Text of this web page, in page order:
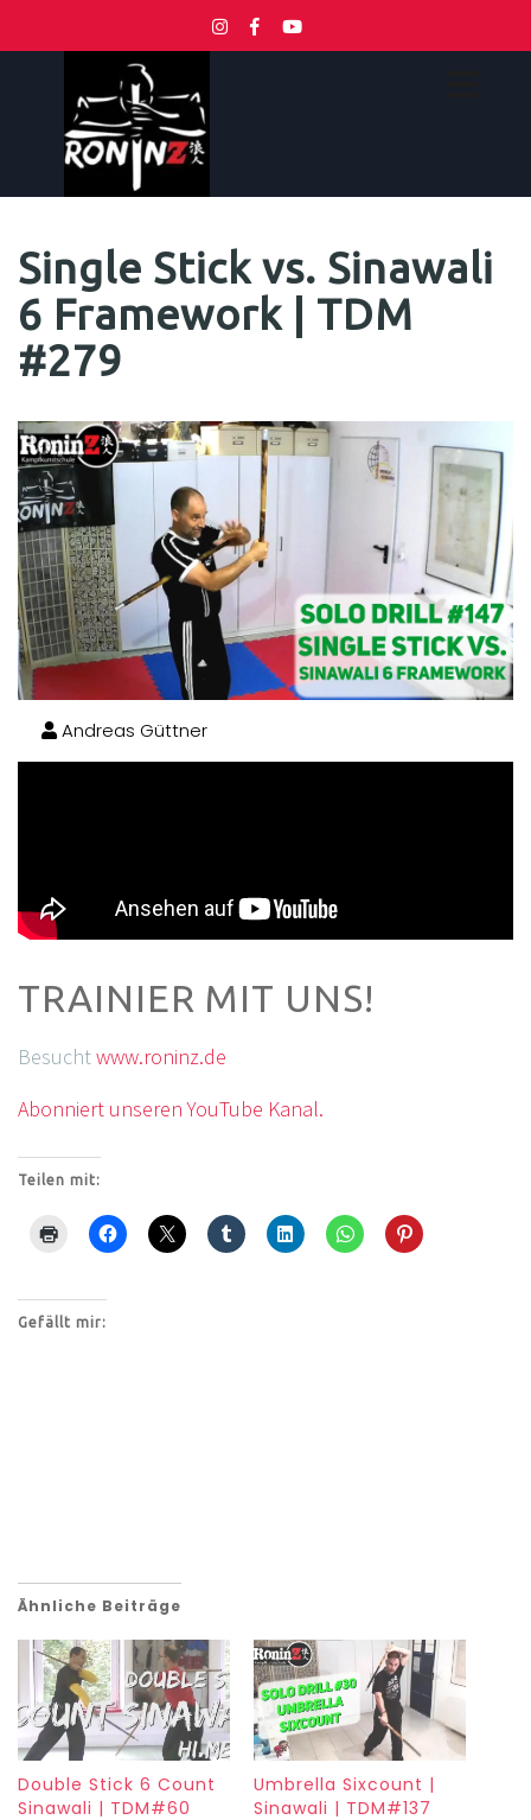
Single Stick vs. Sinawali
6 Framework | TDM
#279
Andreas Güttner
TRAINIER MIT UNS!
Besuchtwww.roninz.de
Abonniert unseren YouTube Kanal.
Teilen mit:
Gefällt mir:
Ähnliche Beiträge
Double Stick 6 Count
Sinawali | TDM#60
Umbrella Sixcount |
Sinawali | TDM#137